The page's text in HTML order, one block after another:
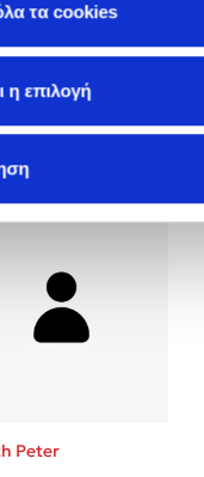
τα cookies
η επιλογή
Levy
Peter